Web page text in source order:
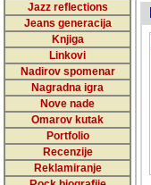
Jazz reflections
Jeans generacija
Knjiga
Linkovi
Nadirov spomenar
Nagradna igra
Nove nade
Omarov kutak
Portfolio
Recenzije
Reklamiranje